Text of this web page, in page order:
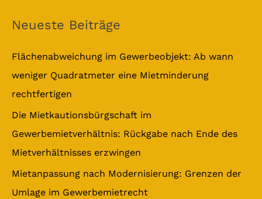
e
n
Neueste Beiträge
Flächenabweichung im Gewerbeobjekt: Ab wann
weniger Quadratmeter eine Mietminderung
rechtfertigen
Die Mietkautionsbürgschaft im
Gewerbemietverhältnis: Rückgabe nach Ende des
Mietverhältnisses erzwingen
Mietanpassung nach Modernisierung: Grenzen der
Umlage im Gewerbemietrecht